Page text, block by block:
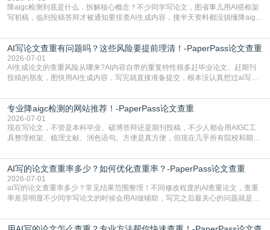
降aigc检测到底是什么，拆解核心概念？不少同学写论文，图省事儿用AI搭框架
写初稿，临到投稿答辩才被通知要排查AI生成内容，搜半天资料都没搞懂降aigc
怕是已经入行的科研人员，不少人也搞不清降aigc检测是啥，对相关要求摸不
准。其实，降aigc检测是伴随AIGC工具在学术领域普及诞生的新需求，核心是为
了满足现在高校、期刊对AI生
AI写论文查重有问题吗？这些风险要提前理清！-PaperPass论文查重
2026-07-01
AI生成论文的查重风险从哪来?AI内容自带的重复特性很多赶毕业论文、赶期刊
投稿的朋友，图快用AI生成内容，写完就直接准备提交，根本没认真想过ai写论
自带不可忽视的查重风险。AI训练依赖海量公开的文本数据，生成内容本质是基
于训练数据的概率拼接，不是从零开始的原创创作。生成过程中，很容易复用已
有的高频公共表述，甚至直接拼接已经公开
专业降aigc检测的网站推荐！-PaperPass论文查重
2026-07-01
现在写论文，不管是本科毕业、硕博答辩还是期刊投稿，不少人都会用AIGC工
具整理框架、梳理文献、润色语句。方便是真方便，但现在几乎所有院校和期刊
五遍还是过不了预检测的大有人在，这时候，找到靠谱的降AIGC检测率的网
站，就能少走好多弯路。PaperPass：守护学术原创性的智能伙伴AIGC生成内
容的学术合规痛点去年帮一个本科师弟改
AI写的论文查重率多少？如何优化查重率？-PaperPass论文查重
2026-07-01
ai写的论文查重率多少？常见结果范围整理！不同修改程度的AI查重论文，查重
率差异明显不少同学写论文的时候会用AI做辅助，写完之后最关心的问题就是ai
实际情况和大家想的不太一样。AI训练依赖海量公开学术文献、网络内容，生成